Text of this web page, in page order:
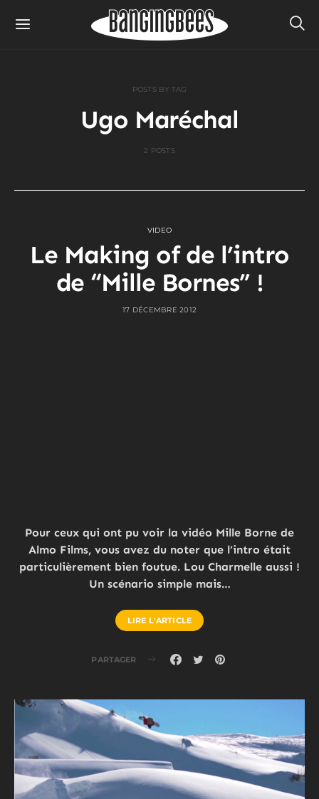
POSTS BY TAG
Ugo Maréchal
2 POSTS
VIDEO
Le Making of de l’intro
de “Mille Bornes” !
17 DÉCEMBRE 2012
Pour ceux qui ont pu voir la vidéo Mille Borne de
Almo Films, vous avez du noter que l’intro était
particulièrement bien foutue. Lou Charmelle aussi !
Un scénario simple mais…
LIRE L'ARTICLE
PARTAGER